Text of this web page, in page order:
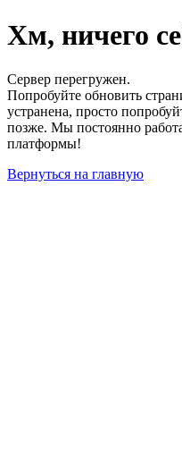
Хм, ничего
Сервер перегружен.
Попробуйте обновить
устранена, просто
позже. Мы постоянно
платформы!
Вернуться на главную